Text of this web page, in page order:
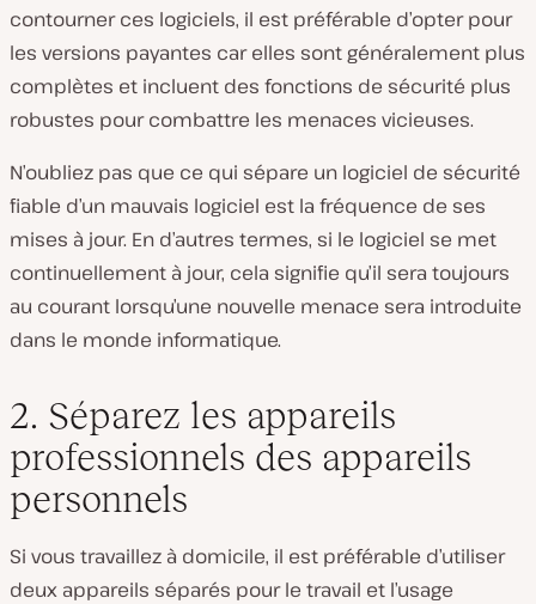
contourner ces logiciels, il est préférable d’opter pour
les versions payantes car elles sont généralement plus
complètes et incluent des fonctions de sécurité plus
robustes pour combattre les menaces vicieuses.
N’oubliez pas que ce qui sépare un logiciel de sécurité
fiable d’un mauvais logiciel est la fréquence de ses
mises à jour. En d’autres termes, si le logiciel se met
continuellement à jour, cela signifie qu’il sera toujours
au courant lorsqu’une nouvelle menace sera introduite
dans le monde informatique.
2. Séparez les appareils
professionnels des appareils
personnels
Si vous travaillez à domicile, il est préférable d’utiliser
deux appareils séparés pour le travail et l’usage